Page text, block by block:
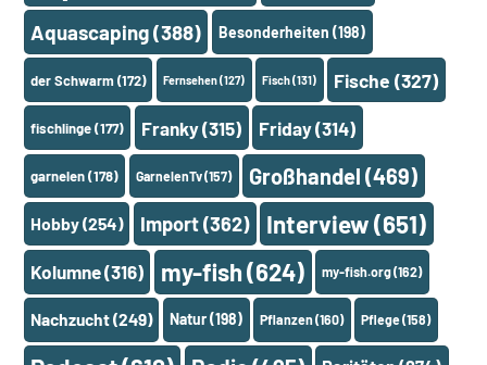
Aquascaping(388) Besonderheiten (198)
der Schwarm(172) Fernsehen(127) Fisch(131) Fische (327)
fischlinge(177) Franky(315) Friday(314)
garnelen(178) GarnelenTv(157) Großhandel (469)
Hobby(254) Import(362) Interview(651)
Kolumne(316) my-fish(624) my-fish.org(162)
Nachzucht(249) Natur(198) Pflanzen(160) Pflege(158)